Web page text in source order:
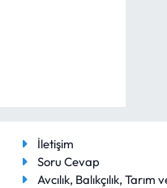
İletişim
Soru Cevap
Avcılık, Balıkçılık, Tarım